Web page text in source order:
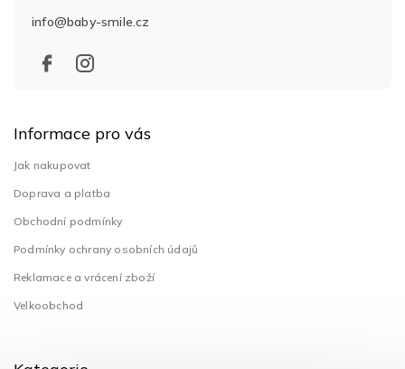
info@baby-smile.cz
Informace pro vás
Jak nakupovat
Doprava a platba
Obchodní podmínky
Podmínky ochrany osobních údajů
Reklamace a vrácení zboží
Velkoobchod